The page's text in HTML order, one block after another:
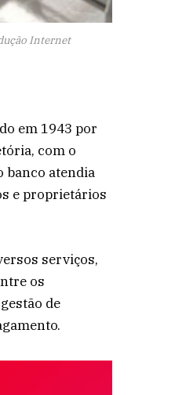
Internet
em 1943 por
com o
banco atendia
e proprietários
serviços,
os
de